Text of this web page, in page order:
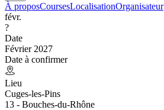
À proposCoursesLocalisationOrganisateur
févr.
?
Date
Février 2027
Date à confirmer
Lieu
Cuges-les-Pins
13 - Bouches-du-Rhône